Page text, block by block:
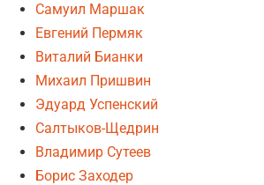
Самуил Маршак
Евгений Пермяк
Виталий Бианки
Михаил Пришвин
Эдуард Успенский
Салтыков-Щедрин
Владимир Сутеев
Борис Заходер